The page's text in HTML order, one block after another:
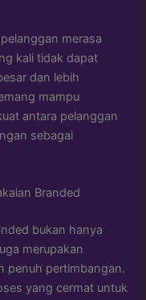
merasa
kali tidak dapat
dan lebih
mampu
antara pelanggan
sebagai
Branded
bukan hanya
merupakan
penuh pertimbangan.
yang cermat untuk